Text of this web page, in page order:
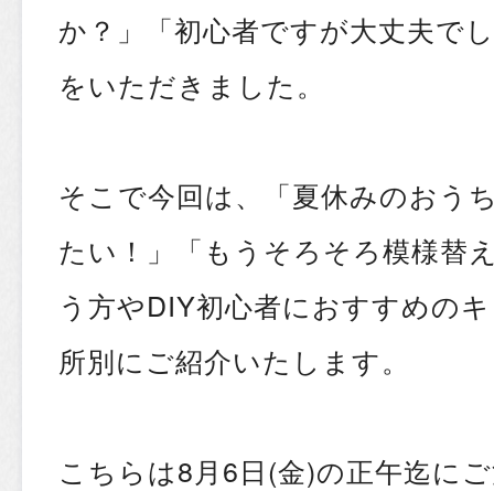
か？」「初心者ですが大丈夫で
をいただきました。
そこで今回は、「夏休みのおう
たい！」「もうそろそろ模様替
う方やDIY初心者におすすめの
所別にご紹介いたします。
こちらは8月6日(金)の正午迄に